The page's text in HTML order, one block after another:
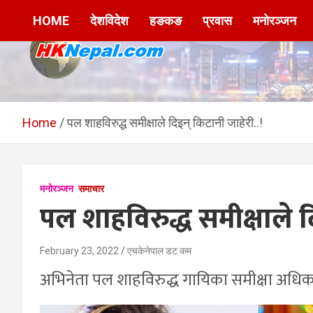
HKNepal.com –
हङकङबाट सञ्चालित पहिलो
नेपाली अनलाईन पत्रिका
hknepal, hknepal.com, hk nepal, hk nepal com
HOME देशविदेश हङकङ प्रवास मनोरञ्जन
Home पल शाहविरुद्ध समीक्षाले दिइन् किटानी जाहेरी..!
मनोरञ्जन समाचार
पल शाहविरुद्ध समीक्षाले
February 23, 2022 एचकेनेपाल डट कम
अभिनेता पल शाहविरुद्ध गायिका समीक्षा